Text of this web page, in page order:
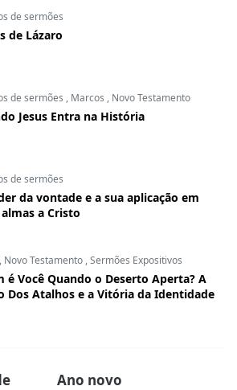
de sermões
de Lázaro
de sermões , Marcos , Novo Testamento
Jesus Entra na História
de sermões
da vontade e a sua aplicação em
a Cristo
, Novo Testamento ,Sermões Expositivos
é Você Quando o Deserto Aperta? A
Dos Atalhos e a Vitória da Identidade
Ano novo